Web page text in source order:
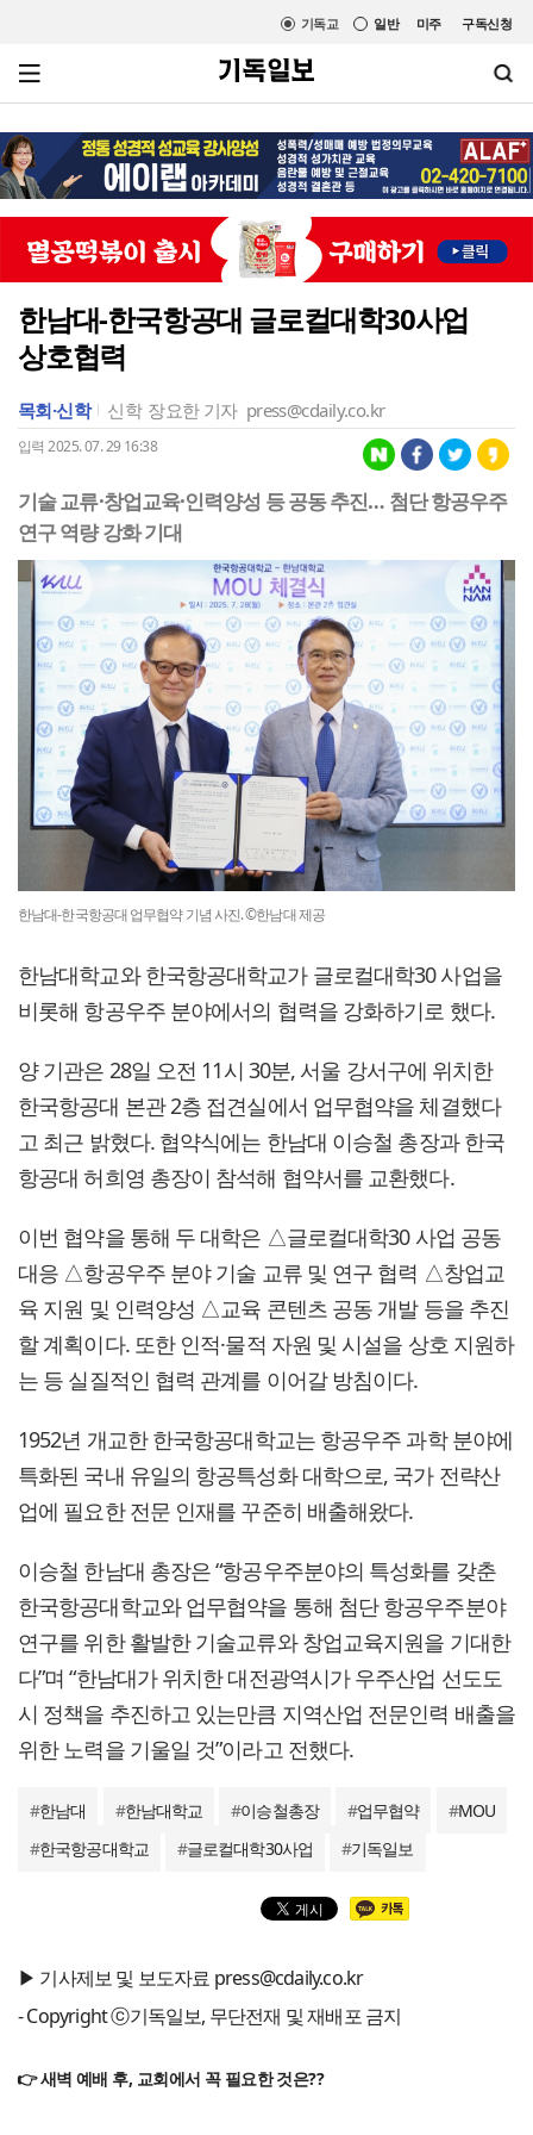
미주 구독신청
일반
기독교
한남대-한국항공대 글로컬대학30사업
상호협력
목회·신학 신학 장요한 기자 press@cdaily.co.kr
입력 2025. 07. 29 16:38
기술 교류·창업교육·인력양성 등 공동 추진… 첨단 항공우주
연구 역량 강화 기대
한남대-한국항공대 업무협약 기념 사진. ©한남대 제공
한남대학교와 한국항공대학교가 글로컬대학30 사업을
비롯해 항공우주 분야에서의 협력을 강화하기로 했다.
양 기관은 28일 오전 11시 30분, 서울 강서구에 위치한
한국항공대 본관 2층 접견실에서 업무협약을 체결했다
고 최근 밝혔다. 협약식에는 한남대 이승철 총장과 한국
항공대 허희영 총장이 참석해 협약서를 교환했다.
이번 협약을 통해 두 대학은 △글로컬대학30 사업 공동
대응 △항공우주 분야 기술 교류 및 연구 협력 △창업교
육 지원 및 인력양성 △교육 콘텐츠 공동 개발 등을 추진
할 계획이다. 또한 인적·물적 자원 및 시설을 상호 지원하
는 등 실질적인 협력 관계를 이어갈 방침이다.
1952년 개교한 한국항공대학교는 항공우주 과학 분야에
특화된 국내 유일의 항공특성화 대학으로, 국가 전략산
업에 필요한 전문 인재를 꾸준히 배출해왔다.
이승철 한남대 총장은 “항공우주분야의 특성화를 갖춘
한국항공대학교와 업무협약을 통해 첨단 항공우주분야
연구를 위한 활발한 기술교류와 창업교육지원을 기대한
다”며 “한남대가 위치한 대전광역시가 우주산업 선도도
시 정책을 추진하고 있는만큼 지역산업 전문인력 배출을
위한 노력을 기울일 것”이라고 전했다.
#한남대 #한남대학교 #이승철총장 #업무협약 #MOU
#한국항공대학교 #글로컬대학30사업 #기독일보
▶ 기사제보 및 보도자료 press@cdaily.co.kr
- Copyright ⓒ기독일보, 무단전재 및 재배포 금지
👉 새벽 예배 후, 교회에서 꼭 필요한 것은??